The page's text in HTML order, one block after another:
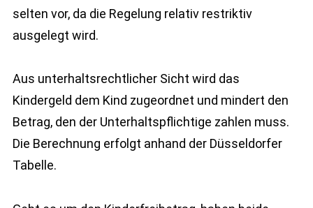
selten vor, da die Regelung relativ restriktiv
ausgelegt wird.
Aus unterhaltsrechtlicher Sicht wird das
Kindergeld dem Kind zugeordnet und mindert den
Betrag, den der Unterhaltspflichtige zahlen muss.
Die Berechnung erfolgt anhand der Düsseldorfer
Tabelle.